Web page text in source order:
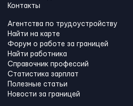
Контакты
Агентства по трудоустройству
Найти на карте
Форум о работе за границей
Найти работника
Справочник профессий
Статистика зарплат
Полезные статьи
Новости за границей